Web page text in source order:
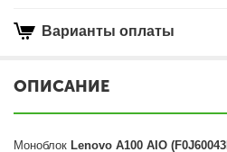
Варианты оплаты
ОПИСАНИЕ
Моноблок Lenovo A100 AIO